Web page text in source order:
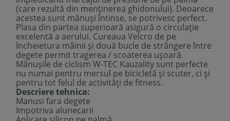
(care rezultă din menținerea ghidonului). Deoarece
acestea sunt mănuși întinse, se potrivesc perfect.
Plasa din partea superioară asigură o circulație
excelentă a aerului. Cureaua Velcro de pe
încheietura mâinii și două bucle de strângere între
degete permit tragerea / scoaterea ușoară.
Mănușile de ciclism W-TEC Kauzality sunt perfecte
nu numai pentru mersul pe bicicletă și scuter, ci și
pentru tot felul de activități de fitness.
Descriere tehnica:
Manusi fara degete
Impotriva alunecarii